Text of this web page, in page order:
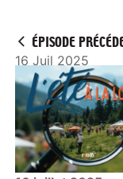
ÉPISODE
16 Juil 2025